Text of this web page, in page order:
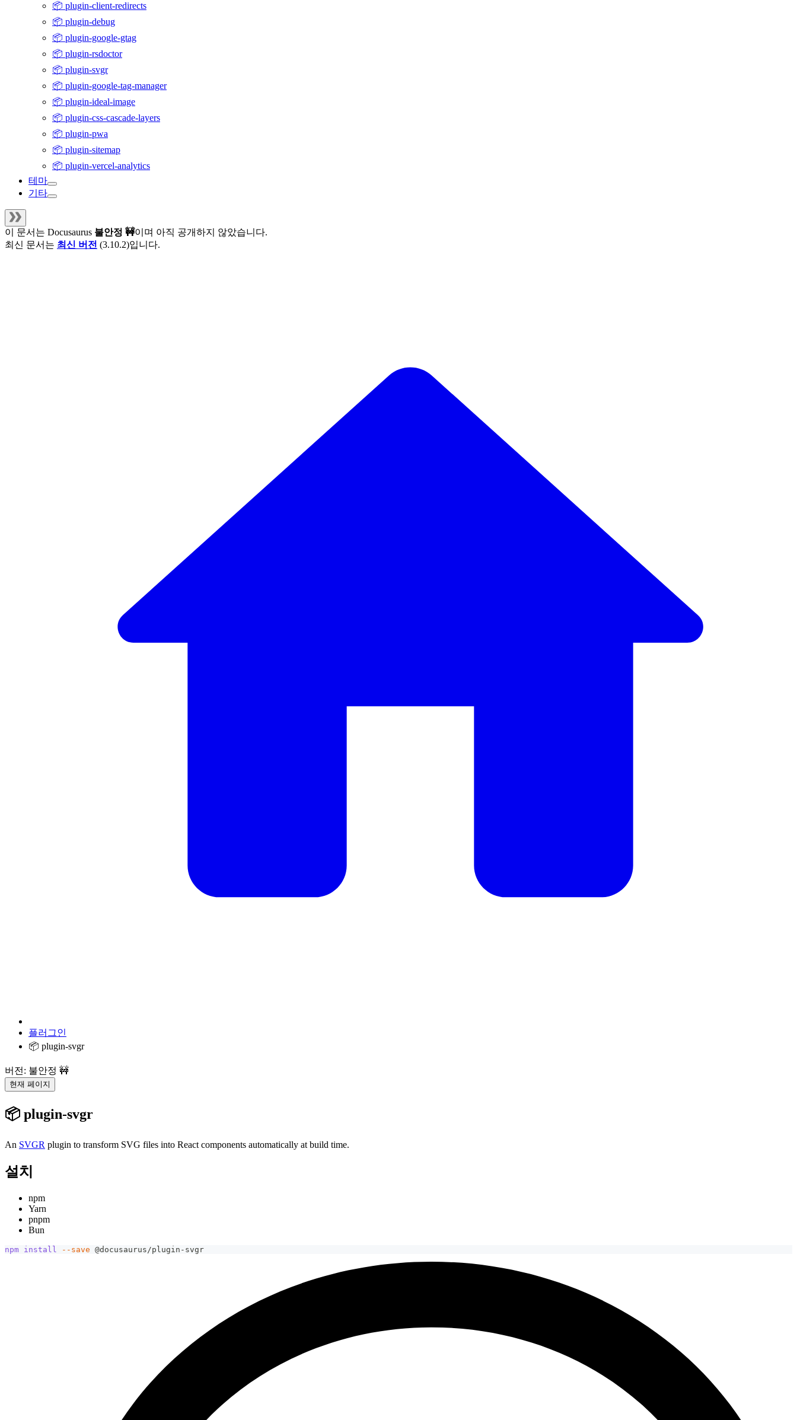
📦 plugin-client-redirects
📦 plugin-debug
📦 plugin-google-gtag
📦 plugin-rsdoctor
📦 plugin-svgr
📦 plugin-google-tag-manager
📦 plugin-ideal-image
📦 plugin-css-cascade-layers
📦 plugin-pwa
📦 plugin-sitemap
📦 plugin-vercel-analytics
테마
기타
이 문서는 Docusaurus 불안정 🚧이며 아직 공개하지 않았습니다.
최신 문서는 최신 버전 (3.10.2)입니다.
플러그인
📦 plugin-svgr
버전: 불안정 🚧
현재 페이지
📦 plugin-svgr
An SVGR plugin to transform SVG files into React components automatically at build time.
설치
npm
Yarn
pnpm
Bun
npm install --save @docusaurus/plugin-svgr